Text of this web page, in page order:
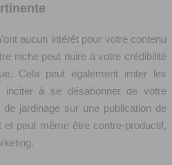
aucun intérêt pour votre contenu
niche peut nuire à votre crédibilité
Cela peut également irriter les
inciter à se désabonner de votre
jardinage sur une publication de
et peut même être contre-productif,